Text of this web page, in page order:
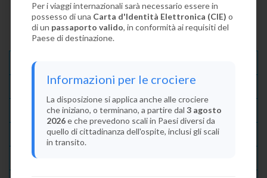
Disponibilità
Condizioni
Recensioni
Per i viaggi internazionali sarà necessario essere in
possesso di una Carta d'Identità Elettronica (CIE) o
di un passaporto valido, in conformità ai requisiti del
Paese di destinazione.
Informazioni per le crociere
La disposizione si applica anche alle crociere
che iniziano, o terminano, a partire dal 3 agosto
2026e che prevedono scali in Paesi diversi da
quello di cittadinanza dell'ospite, inclusi gli scali
in transito.